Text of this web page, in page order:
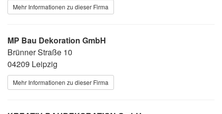
Mehr Informationen zu dieser Firma
MP Bau Dekoration GmbH
Brünner Straße 10
04209 Leipzig
Mehr Informationen zu dieser Firma